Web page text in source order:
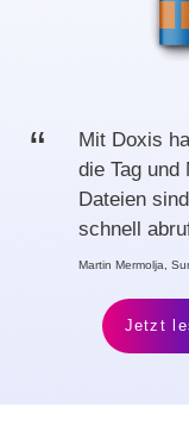
Mit Doxis
die Tag und
Dateien
schnell
Martin Mermolja,
Jetzt